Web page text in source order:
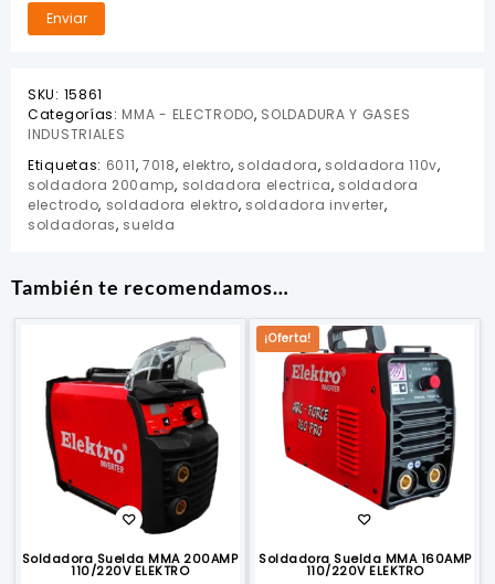
SKU: 15861
Categorías: MMA - ELECTRODO, SOLDADURA Y GASES
INDUSTRIALES
Etiquetas: 6011, 7018, elektro, soldadora, soldadora 110v,
soldadora 200amp, soldadora electrica, soldadora
electrodo, soldadora elektro, soldadora inverter,
soldadoras, suelda
También te recomendamos…
Soldadora Suelda MMA 200AMP
110/220V ELEKTRO
¡Oferta!
Soldadora Suelda MMA 160AMP
110/220V ELEKTRO